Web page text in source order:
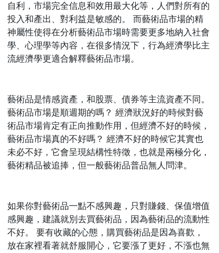
自利，市場完全信息和效用最大化等，人們對所有的
投入和產出、對利益是敏感的。 而藝術品市場的精
神屬性使得在分析藝術品市場時需要更多地納入社會
學、心理學等內容，在很多情況下，行為經濟學比主
流經濟學更適合解釋藝術品市場。
藝術品是情感資產，和股票、債券等主流資產不同。
藝術品市場是順週期的嗎？ 經濟狀況好的時候對藝
術品市場肯定有正向推動作用，但經濟不好的時候，
藝術品市場真的不好嗎？ 經濟不好的時候它其實也
未必不好，它會呈現結構性特徵，也就是兩極分化，
藝術精品被追捧，但一般藝術品普品無人問津。
如果你對藝術品一點不感興趣，只對賺錢、保值增值
感興趣，建議就別去買藝術品，因為藝術品的流動性
不好。 要有收藏的心態，購買藝術品是因為喜歡，
放在家裡看著就舒服開心，它要漲了更好，不漲也無